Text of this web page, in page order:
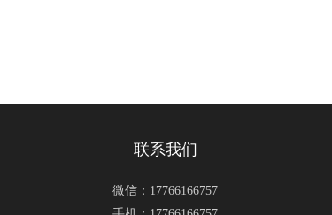
联系我们
微信： 17766166757